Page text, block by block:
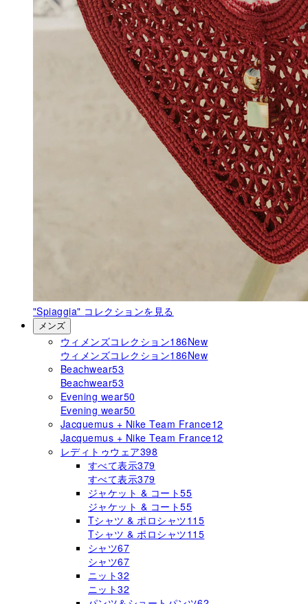
"Spiaggia" コレクションを見る
メンズ
ウィメンズコレクション186New
ウィメンズコレクション186New
Beachwear53
Beachwear53
Evening wear50
Evening wear50
Jacquemus + Nike Team France12
Jacquemus + Nike Team France12
レディトゥウェア398
すべて表示379
すべて表示379
ジャケット & コート55
ジャケット & コート55
Tシャツ & ポロシャツ115
Tシャツ & ポロシャツ115
シャツ67
シャツ67
ニット32
ニット32